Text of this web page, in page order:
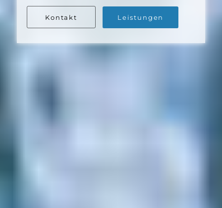
Kontakt Leistungen